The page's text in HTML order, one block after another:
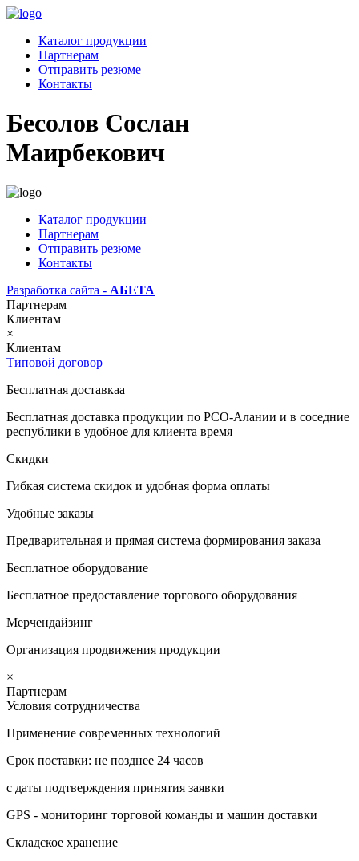
Каталог продукции
Партнерам
Отправить резюме
Контакты
Бесолов Сослан
Маирбекович
Каталог продукции
Партнерам
Отправить резюме
Контакты
Разработка сайта - АБЕТА
Партнерам
Клиентам
×
Клиентам
Типовой договор
Бесплатная доставкаа
Бесплатная доставка продукции по РСО-Алании и в соседние
республики в удобное для клиента время
Скидки
Гибкая система скидок и удобная форма оплаты
Удобные заказы
Предварительная и прямая система формирования заказа
Бесплатное оборудование
Бесплатное предоставление торгового оборудования
Мерчендайзинг
Организация продвижения продукции
×
Партнерам
Условия сотрудничества
Применение современных технологий
Срок поставки: не позднее 24 часов
с даты подтверждения принятия заявки
GPS - мониторинг торговой команды и машин доставки
Складское хранение